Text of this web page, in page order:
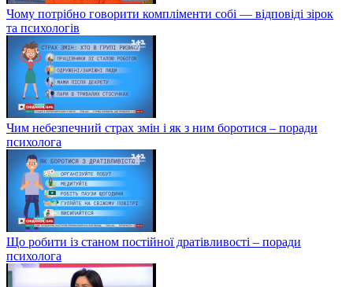
Чому потрібно говорити компліменти собі — відповіді зірок
та психологів
Чим небезпечний страх змін і як з ним боротися – поради
психолога
Що робити із станом постійної дратівливості – поради
психолога